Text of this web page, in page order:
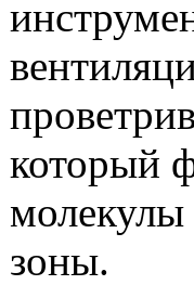
который
зоны.